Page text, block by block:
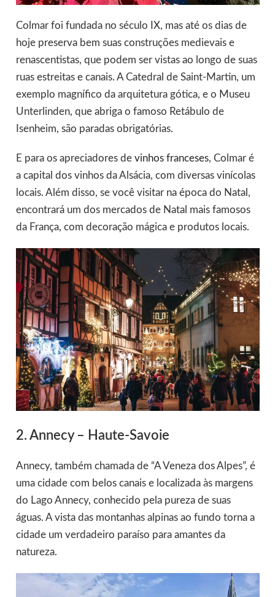
Colmar foi fundada no século IX, mas até os dias de
hoje preserva bem suas construções medievais e
renascentistas, que podem ser vistas ao longo de suas
ruas estreitas e canais. A Catedral de Saint-Martin, um
exemplo magnífico da arquitetura gótica, e o Museu
Unterlinden, que abriga o famoso Retábulo de
Isenheim, são paradas obrigatórias.
E para os apreciadores de vinhos franceses, Colmar é
a capital dos vinhos da Alsácia, com diversas vinícolas
locais. Além disso, se você visitar na época do Natal,
encontrará um dos mercados de Natal mais famosos
da França, com decoração mágica e produtos locais.
2. Annecy – Haute-Savoie
Annecy, também chamada de “A Veneza dos Alpes”, é
uma cidade com belos canais e localizada às margens
do Lago Annecy, conhecido pela pureza de suas
águas. A vista das montanhas alpinas ao fundo torna a
cidade um verdadeiro paraíso para amantes da
natureza.